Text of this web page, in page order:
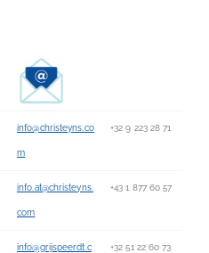
info@christeyns.co
m
+32 9 223 28 71
info.at@christeyns.
com
+43 1 877 60 57
info@grijspeerdt.c +32 51 22 60 73